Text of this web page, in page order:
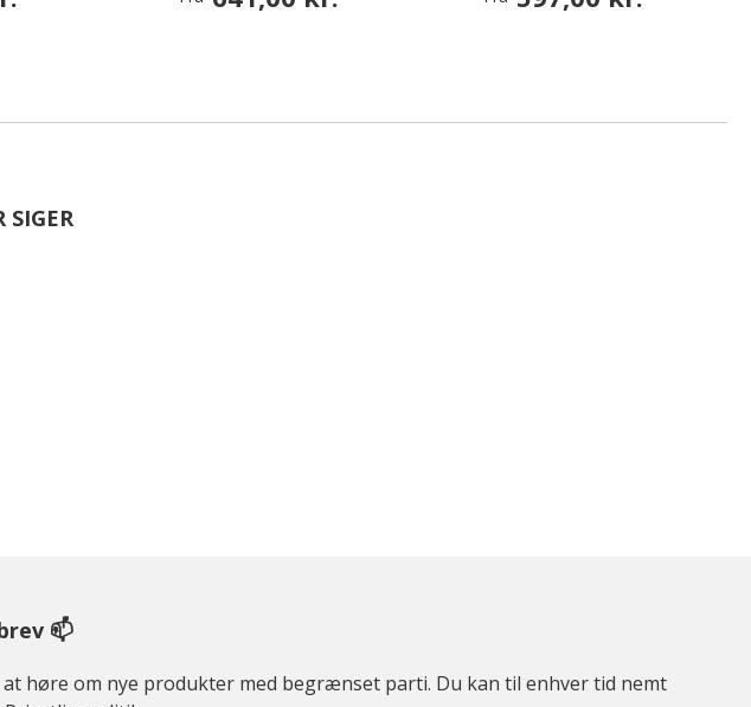
SIGER
📫
høre om nye produkter med begrænset parti. Du kan til enhver tid nemt